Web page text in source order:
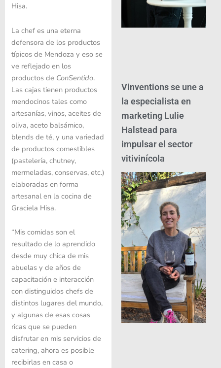
Hisa.
La chef es una eterna
defensora de los productos
típicos de Mendoza y eso se
ve reflejado en los
productos de ConSentido.
Las cajas tienen productos
mendocinos tales como
artesanías, vinos, aceites de
oliva, aceto balsámico,
blends de té, y una variedad
de productos comestibles
(pastelería, chutney,
mermeladas, conservas, etc.)
elaboradas en forma
artesanal en la cocina de
Graciela Hisa.
“Mis comidas son el
resultado de lo aprendido
desde muy chica de mis
abuelas y de años de
capacitación e interacción
con distinguidos chefs de
distintos lugares del mundo,
y algunas de esas cosas
ricas que se pueden
disfrutar en mis servicios de
catering, ahora es posible
recibirlas en casa o
Vinventions se une a
la especialista en
marketing Lulie
Halstead para
impulsar el sector
vitivinícola